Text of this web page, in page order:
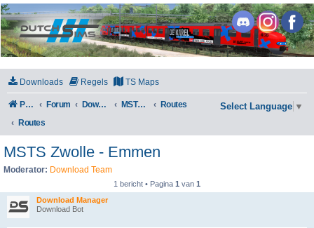
DutchSims
Downloads Regels TS Maps
Portal Forum Downloads MSTS / Open Rails
Routes
Routes
Select Language ▼
MSTS Zwolle - Emmen
Moderator: Download Team
1 bericht • Pagina 1 van 1
Download Manager
Download Bot